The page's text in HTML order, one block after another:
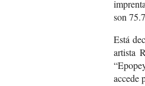
son
Está
artista
accede